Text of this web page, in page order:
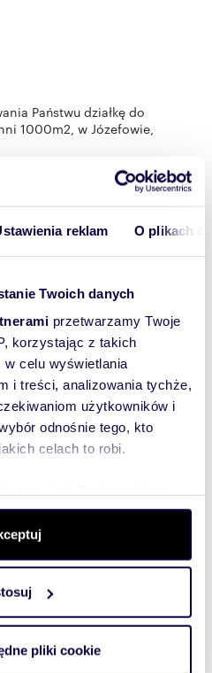
reklam O plikach
Twoich danych
przetwarzamy Twoje
korzystając z takich
w celu wyświetlania
i treści, analizowania tychże,
użytkowników i
odnośnie tego, kto
celach to robi.
ustaw własne preferencje w
plików cookie możesz
w dowolnej chwili.
do spersonalizowania treści
społecznościowe i
udostępniamy partnerom
pliki cookie
Państwu działkę do
1000m2, w Józefowie,
Citihome w Otwocku
z opublikowanych
oraz aktualna.
że zawarte w
pochodzą przede
nieruchomości.
dla biur
mazowieckie